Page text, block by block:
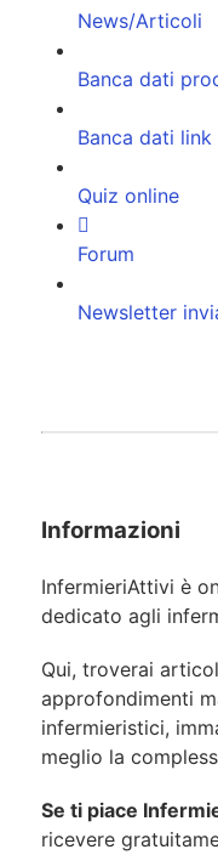
News/Articoli
Banca dati
Banca dati link
Quiz online
Forum
Newsletter
Informazioni
InfermieriAttivi è
dedicato agli
Qui, troverai
approfondimenti
infermieristici,
meglio la
Se ti piace
ricevere